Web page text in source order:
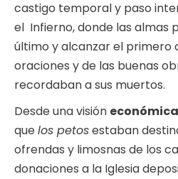
castigo temporal y paso
el Infierno, donde las almas
último y alcanzar el primero
oraciones y de las buenas
recordaban a sus muertos.
Desde una visión económica
quelos petosestaban
ofrendas y limosnas de los
donaciones a la Iglesia